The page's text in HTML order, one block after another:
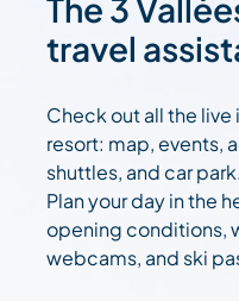
The 3
travel
Check out all the
resort: map, events,
shuttles, and car
Plan your day in the
opening conditions,
webcams, and ski